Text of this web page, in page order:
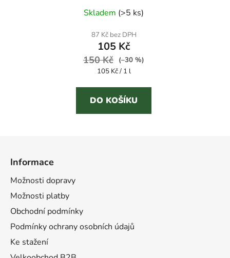
na tmavé prádlo
Skladem (>5 ks)
87 Kč bez DPH
105 Kč
150 Kč
(–30 %)
Měrná
105 Kč / 1 l
DO KOŠÍKU
Informace
Možnosti dopravy
Možnosti platby
Obchodní podmínky
Podmínky ochrany osobních údajů
Ke stažení